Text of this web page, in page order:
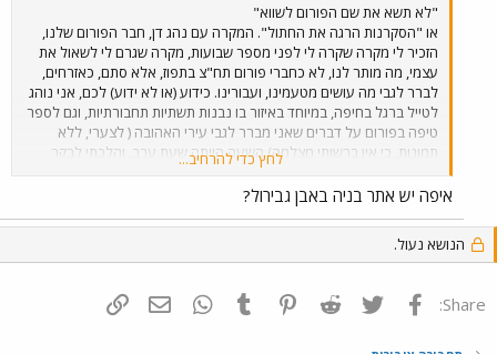
"לא תשא את שם הפורום לשווא"
או "הסקרנות הרגה את החתול". המקרה עם נהג דן, חבר הפורום שלנו,
הזכיר לי מקרה שקרה לי לפני מספר שבועות, מקרה שגרם לי לשאול את
עצמי, מה מותר לנו, לא כחברי פורום תח"צ בתפוז, אלא סתם, כאזרחים,
לברר לגבי מה עושים מטעמינו, ועבורינו. כידוע (או לא ידוע) לכם, אני נוהג
לטייל ברגל בחיפה, במיוחד באיזור בו נבנות תשתיות תחבורתיות, וגם לספר
טיפה בפורום על דברים שאני מברר לגבי עירי האהובה ( לצערי, ללא
תמונות, כי אין ברשותי מצלמה).השעה הייתה שעת ערב, והלכתי לבקר
באחד מאתרי הבניה של עירי האהובה, מכיוון שעברתי במקום ( ליודעים
דבר, מדובר בציר העליה החדש להדר, באיזור אבן גבירול). העבודות שם
מתנהלות בעצלתיים בלשון המעטה כבר תקופה ארוכה למדי, ורציתי לדעת
כיצד מתקדמים הדברים, לראות את הדברים במו עיני. לאחר שהלכתי דרך
שבו עובדים שמים דברים. הדלת הייתה פתוחה, דלק אור נאון חזק, ושני
עובדים (?) חלקו בפנים סנדוויץ' בגט. דפקתי בדלת, אמרתי יפה שלום,
לחץ כדי להרחיב...
איפה יש אתר בניה באבן גבירול?
הנושא נעול.
Share: פייסבוק Twitter
Reddit
Pinterest
Tumblr
WhatsAppדואר אלקטרוני